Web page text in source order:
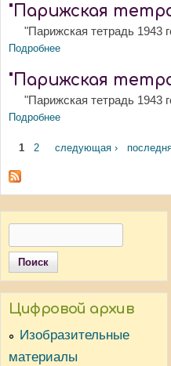
"Парижская
"Парижская тетрадь 1943
Подробнее
"Парижская
"Парижская тетрадь 1943
Подробнее
Страницы
1 2 следующая ›
Цифровой архив
Изобразительные
материалы